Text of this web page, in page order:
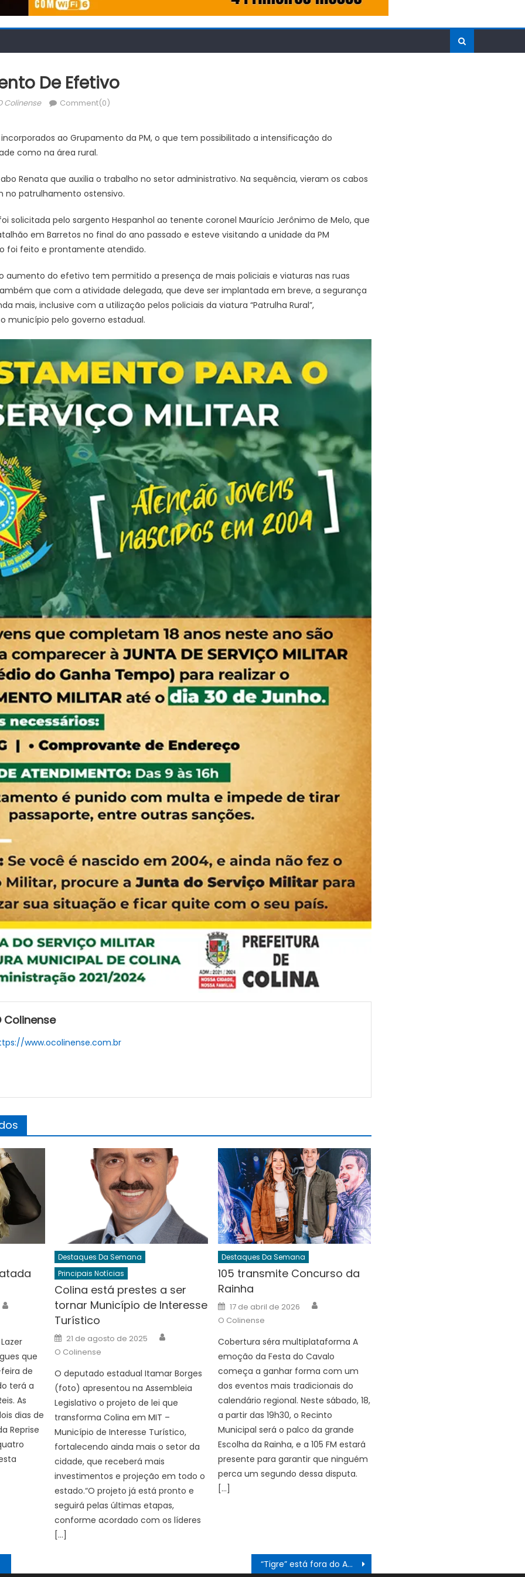
De Efetivo
Colinense Comment(0)
ao Grupamento da PM, o que tem possibilitado a intensificação do
como na área rural.
Renata que auxilia o trabalho no setor administrativo. Na sequência, vieram os cabos
no patrulhamento ostensivo.
solicitada pelo sargento Hespanhol ao tenente coronel Maurício Jerônimo de Melo, que
em Barretos no final do ano passado e esteve visitando a unidade da PM
foi feito e prontamente atendido.
aumento do efetivo tem permitido a presença de mais policiais e viaturas nas ruas
que com a atividade delegada, que deve ser implantada em breve, a segurança
mais, inclusive com a utilização pelos policiais da viatura “Patrulha Rural”,
município pelo governo estadual.
Colinense
www.ocolinense.com.br
que
de
terá a
As
dias de
Reprise
Destaques Da Semana
Principais Notícias
Colina está prestes a ser
tornar Município de Interesse
Turístico
Posted
on
21 de agosto de 2025
O Colinense
O deputado estadual Itamar Borges
(foto) apresentou na Assembleia
Legislativo o projeto de lei que
transforma Colina em MIT –
Município de Interesse Turístico,
fortalecendo ainda mais o setor da
cidade, que receberá mais
investimentos e projeção em todo o
estado.“O projeto já está pronto e
seguirá pelas últimas etapas,
conforme acordado com os líderes
[…]
Destaques Da Semana
105 transmite Concurso da
Rainha
Posted
on
17 de abril de 2026
O Colinense
Cobertura séra multiplataforma A
emoção da Festa do Cavalo
começa a ganhar forma com um
dos eventos mais tradicionais do
calendário regional. Neste sábado, 18,
a partir das 19h30, o Recinto
Municipal será o palco da grande
Escolha da Rainha, e a 105 FM estará
presente para garantir que ninguém
perca um segundo dessa disputa.
[…]
“Tigre” está fora do Amador